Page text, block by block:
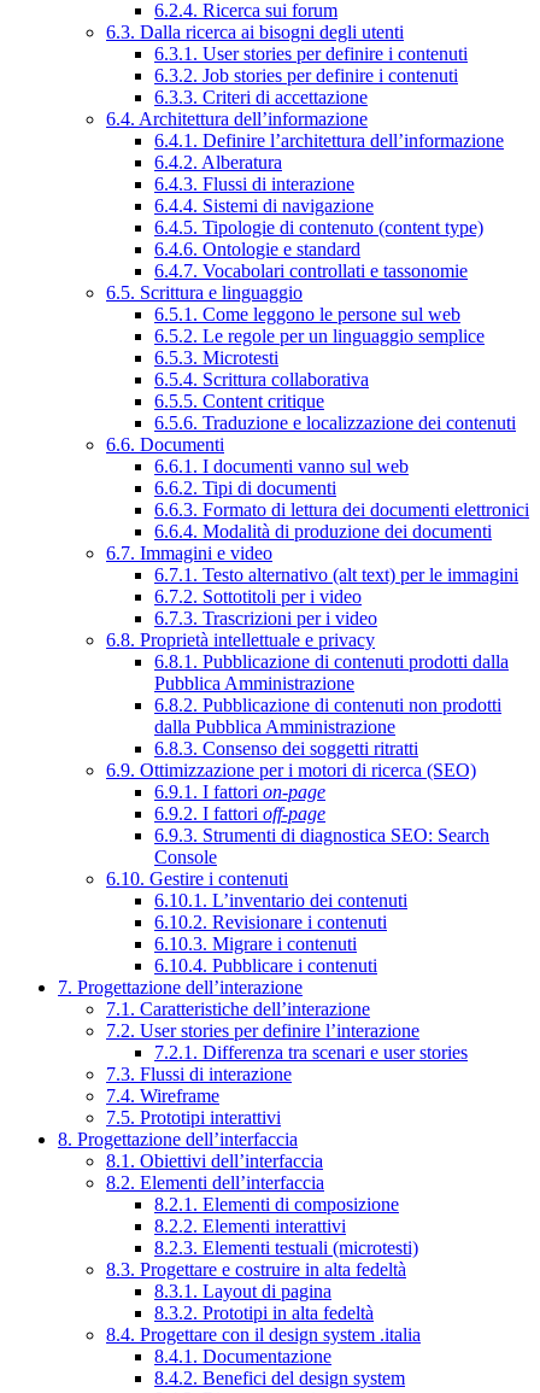
6.2.4. Ricerca sui forum
6.3. Dalla ricerca ai bisogni degli utenti
6.3.1. User stories per definire i contenuti
6.3.2. Job stories per definire i contenuti
6.3.3. Criteri di accettazione
6.4. Architettura dell’informazione
6.4.1. Definire l’architettura dell’informazione
6.4.2. Alberatura
6.4.3. Flussi di interazione
6.4.4. Sistemi di navigazione
6.4.5. Tipologie di contenuto (content type)
6.4.6. Ontologie e standard
6.4.7. Vocabolari controllati e tassonomie
6.5. Scrittura e linguaggio
6.5.1. Come leggono le persone sul web
6.5.2. Le regole per un linguaggio semplice
6.5.3. Microtesti
6.5.4. Scrittura collaborativa
6.5.5. Content critique
6.5.6. Traduzione e localizzazione dei contenuti
6.6. Documenti
6.6.1. I documenti vanno sul web
6.6.2. Tipi di documenti
6.6.3. Formato di lettura dei documenti elettronici
6.6.4. Modalità di produzione dei documenti
6.7. Immagini e video
6.7.1. Testo alternativo (alt text) per le immagini
6.7.2. Sottotitoli per i video
6.7.3. Trascrizioni per i video
6.8. Proprietà intellettuale e privacy
6.8.1. Pubblicazione di contenuti prodotti dalla
Pubblica Amministrazione
6.8.2. Pubblicazione di contenuti non prodotti
dalla Pubblica Amministrazione
6.8.3. Consenso dei soggetti ritratti
6.9. Ottimizzazione per i motori di ricerca (SEO)
6.9.1. I fattori on-page
6.9.2. I fattori off-page
6.9.3. Strumenti di diagnostica SEO: Search
Console
6.10. Gestire i contenuti
6.10.1. L’inventario dei contenuti
6.10.2. Revisionare i contenuti
6.10.3. Migrare i contenuti
6.10.4. Pubblicare i contenuti
7. Progettazione dell’interazione
7.1. Caratteristiche dell’interazione
7.2. User stories per definire l’interazione
7.2.1. Differenza tra scenari e user stories
7.3. Flussi di interazione
7.4. Wireframe
7.5. Prototipi interattivi
8. Progettazione dell’interfaccia
8.1. Obiettivi dell’interfaccia
8.2. Elementi dell’interfaccia
8.2.1. Elementi di composizione
8.2.2. Elementi interattivi
8.2.3. Elementi testuali (microtesti)
8.3. Progettare e costruire in alta fedeltà
8.3.1. Layout di pagina
8.3.2. Prototipi in alta fedeltà
8.4. Progettare con il design system .italia
8.4.1. Documentazione
8.4.2. Benefici del design system